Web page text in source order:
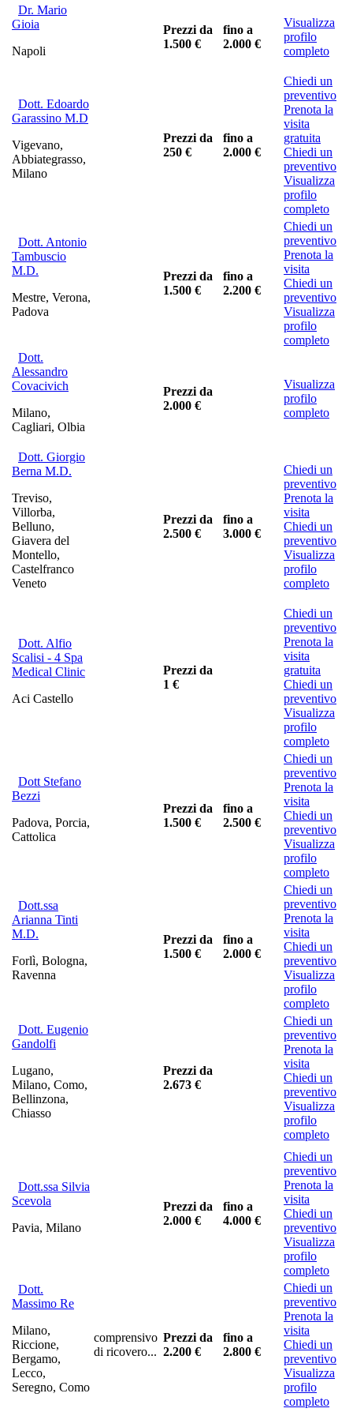
Dr. Mario
Gioia
Napoli
Prezzi da
1.500 €
fino a
2.000 €
Visualizza
profilo
completo
Dott. Edoardo
Garassino M.D
Vigevano,
Abbiategrasso,
Milano
Prezzi da
250 €
fino a
2.000 €
Chiedi un
preventivo
Prenota la
visita
gratuita
Chiedi un
preventivo
Visualizza
profilo
completo
Dott. Antonio
Tambuscio
M.D.
Mestre, Verona,
Padova
Prezzi da
1.500 €
fino a
2.200 €
Chiedi un
preventivo
Prenota la
visita
Chiedi un
preventivo
Visualizza
profilo
completo
Dott.
Alessandro
Covacivich
Milano,
Cagliari, Olbia
Prezzi da
2.000 €
Visualizza
profilo
completo
Dott. Giorgio
Berna M.D.
Treviso,
Villorba,
Belluno,
Giavera del
Montello,
Castelfranco
Veneto
Prezzi da
2.500 €
fino a
3.000 €
Chiedi un
preventivo
Prenota la
visita
Chiedi un
preventivo
Visualizza
profilo
completo
Dott. Alfio
Scalisi - 4 Spa
Medical Clinic
Aci Castello
Prezzi da
1 €
Chiedi un
preventivo
Prenota la
visita
gratuita
Chiedi un
preventivo
Visualizza
profilo
completo
Dott Stefano
Bezzi
Padova, Porcia,
Cattolica
Prezzi da
1.500 €
fino a
2.500 €
Chiedi un
preventivo
Prenota la
visita
Chiedi un
preventivo
Visualizza
profilo
completo
Dott.ssa
Arianna Tinti
M.D.
Forlì, Bologna,
Ravenna
Prezzi da
1.500 €
fino a
2.000 €
Chiedi un
preventivo
Prenota la
visita
Chiedi un
preventivo
Visualizza
profilo
completo
Dott. Eugenio
Gandolfi
Lugano,
Milano, Como,
Bellinzona,
Chiasso
Prezzi da
2.673 €
Chiedi un
preventivo
Prenota la
visita
Chiedi un
preventivo
Visualizza
profilo
completo
Dott.ssa Silvia
Scevola
Pavia, Milano
Prezzi da
2.000 €
fino a
4.000 €
Chiedi un
preventivo
Prenota la
visita
Chiedi un
preventivo
Visualizza
profilo
completo
Dott.
Massimo Re
Milano,
Riccione,
Bergamo,
Lecco,
Seregno, Como
comprensivo
di ricovero...
Prezzi da
2.200 €
fino a
2.800 €
Chiedi un
preventivo
Prenota la
visita
Chiedi un
preventivo
Visualizza
profilo
completo